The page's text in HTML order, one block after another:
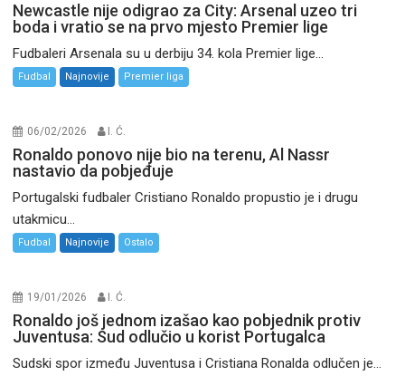
Newcastle nije odigrao za City: Arsenal uzeo tri
boda i vratio se na prvo mjesto Premier lige
Fudbaleri Arsenala su u derbiju 34. kola Premier lige...
Fudbal Najnovije Premier liga
06/02/2026 I. Ć.
Ronaldo ponovo nije bio na terenu, Al Nassr
nastavio da pobjeđuje
Portugalski fudbaler Cristiano Ronaldo propustio je i drugu
utakmicu...
Fudbal Najnovije Ostalo
19/01/2026 I. Ć.
Ronaldo još jednom izašao kao pobjednik protiv
Juventusa: Sud odlučio u korist Portugalca
Sudski spor između Juventusa i Cristiana Ronalda odlučen je...